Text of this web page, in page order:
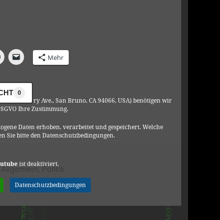
901 Cherry Ave., San Bruno, CA 94066, USA) benötigen wir
Ihre Zustimmung.
Daten erhoben, verarbeitet und gespeichert. Welche
Sie bitte den Datenschutzbedingungen.
ist deaktiviert.
Datenschutzbedingungen
Mehr
0
Kategorien
Allgemein,Politik